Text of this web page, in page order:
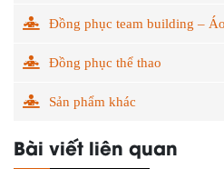
Đồng phục team building –
Đồng phục thể thao
Sản phẩm khác
Bài viết liên quan